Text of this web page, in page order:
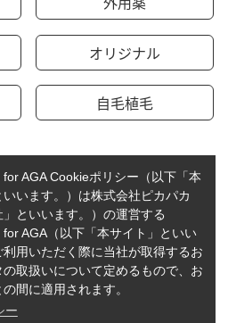
オリジナル
自毛植毛
運営者情報
cookieポリシーについて
針
利用規約
AGA Cookieポリシー（以下「本
います。）は株式会社ピカパカ
」といいます。）の運営する
AGA（以下「本サイト」といい
利用いただく際に当社が取得するお
取扱いについて定めるもので、お
間に適用されます。
ー